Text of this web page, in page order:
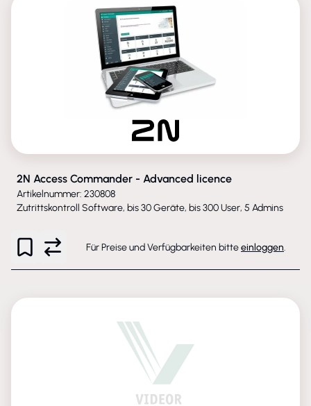
2N Access Commander - Advanced licence
Artikelnummer: 230808
Zutrittskontroll Software, bis 30 Geräte, bis 300 User, 5 Admins
Für Preise und Verfügbarkeiten bitteeinloggen.